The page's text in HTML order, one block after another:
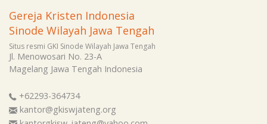
Gereja Kristen Indonesia
Sinode Wilayah Jawa Tengah
Situs resmi GKI Sinode Wilayah Jawa Tengah
Jl. Menowosari No. 23-A
Magelang Jawa Tengah Indonesia
+62293-364734
kantor@gkiswjateng.org